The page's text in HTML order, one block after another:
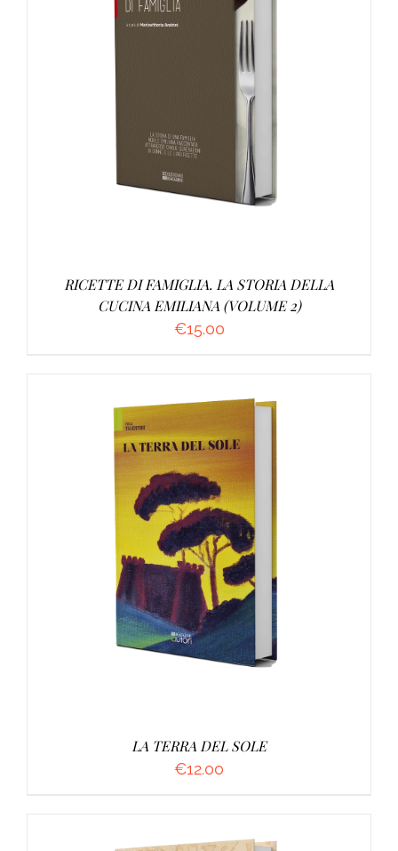
/
RICETTE DI FAMIGLIA. LA STORIA DELLA
CUCINA EMILIANA (VOLUME 2)
€15.00
AGGIUNGI AL CARRELLO /
LA TERRA DEL SOLE
€12.00